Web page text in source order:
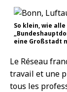
So klein, wie
eine Großstadt
Le Réseau
travail et une
tous les